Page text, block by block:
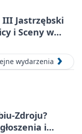
Jastrzębski
i Sceny w
wydarzenia
Zdroju?
i